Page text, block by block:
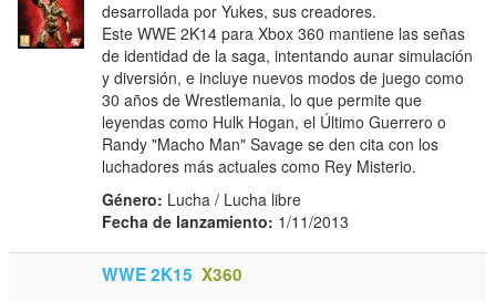
desarrollada por Yukes, sus creadores.
Este WWE 2K14 para Xbox 360 mantiene las señas
de identidad de la saga, intentando aunar simulación
y diversión, e incluye nuevos modos de juego como
30 años de Wrestlemania, lo que permite que
leyendas como Hulk Hogan, el Último Guerrero o
Randy "Macho Man" Savage se den cita con los
luchadores más actuales como Rey Misterio.
Género: Lucha / Lucha libre
Fecha de lanzamiento: 1/11/2013
WWE 2K15 X360